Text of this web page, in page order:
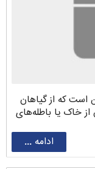
است که از گیاهان
خاک یا باطله‌های
ادامه ...